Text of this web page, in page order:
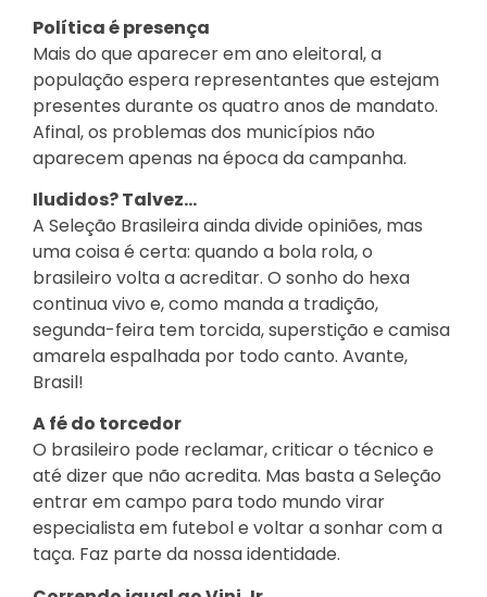
Política é presença
Mais do que aparecer em ano eleitoral, a
população espera representantes que estejam
presentes durante os quatro anos de mandato.
Afinal, os problemas dos municípios não
aparecem apenas na época da campanha.
Iludidos? Talvez…
A Seleção Brasileira ainda divide opiniões, mas
uma coisa é certa: quando a bola rola, o
brasileiro volta a acreditar. O sonho do hexa
continua vivo e, como manda a tradição,
segunda-feira tem torcida, superstição e camisa
amarela espalhada por todo canto. Avante,
Brasil!
A fé do torcedor
O brasileiro pode reclamar, criticar o técnico e
até dizer que não acredita. Mas basta a Seleção
entrar em campo para todo mundo virar
especialista em futebol e voltar a sonhar com a
taça. Faz parte da nossa identidade.